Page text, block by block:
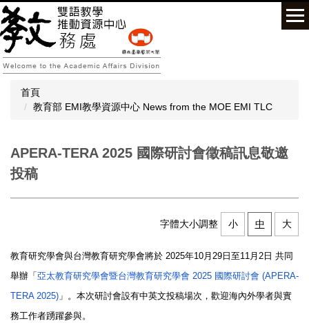
跳
到
主
要
內
首頁
教育部 EMI教學資源中心 News from the MOE EMI TLC
APERA-TERA 2025 國際研討會徵稿訊息敬邀
投稿
字體大小調整 小 中 大
教育研究學會與台灣教育研究學會將於 2025年10月 29 日至11月 2 日 共同
舉辦「 亞太教育研究學會暨台灣教育研究學會 2025 國際研討會 (APERA-
TERA 2025) 」。本次研討會設有中英文投稿場次， 歡迎海內外學者與實
務工作者踴躍參與。